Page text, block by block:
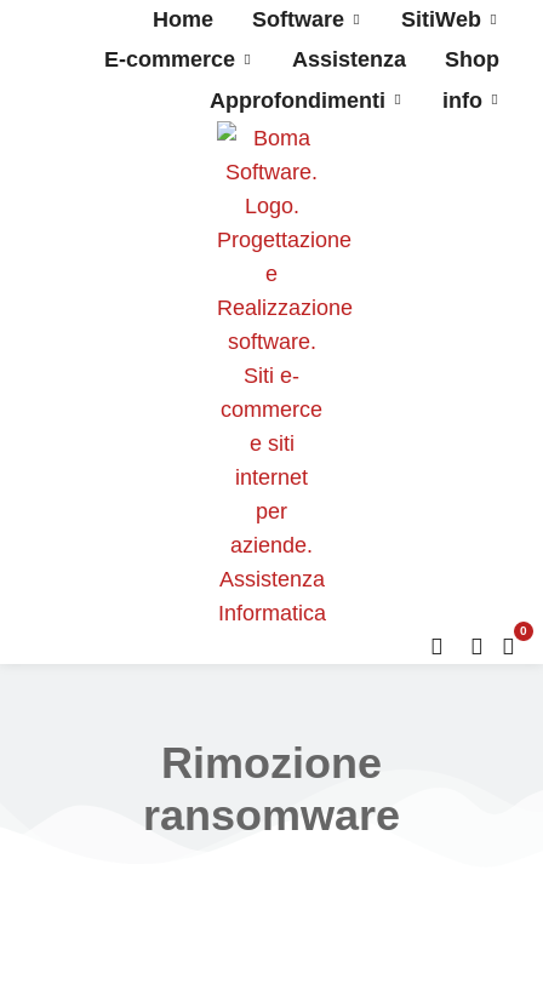
Home Software
SitiWeb
E-commerce
Assistenza
Shop
Approfondimenti
info
0
Rimozione
ransomware